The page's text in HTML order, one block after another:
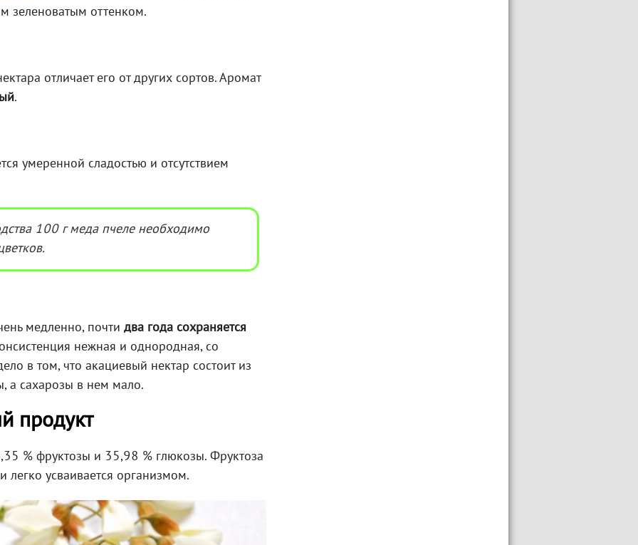
зеленоватым оттенком.
отличает его от других сортов. Аромат
.
умеренной сладостью и отсутствием
100 г меда пчеле необходимо
медленно, почти два года сохраняется
нежная и однородная, со
в том, что акациевый нектар состоит из
а сахарозы в нем мало.
продукт
% фруктозы и 35,98 % глюкозы. Фруктоза
легко усваивается организмом.